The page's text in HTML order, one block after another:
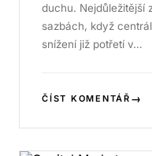
duchu. Nejdůležitější
sazbách, když
snížení již potřetí v…
ČÍST KOMENTÁŘ →